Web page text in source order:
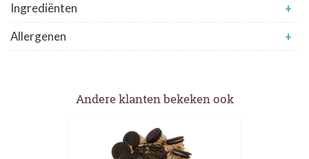
Ingrediënten
+
Allergenen
+
Andere klanten bekeken ook